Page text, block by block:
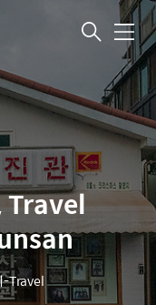
메
뉴
Travel
-Travel